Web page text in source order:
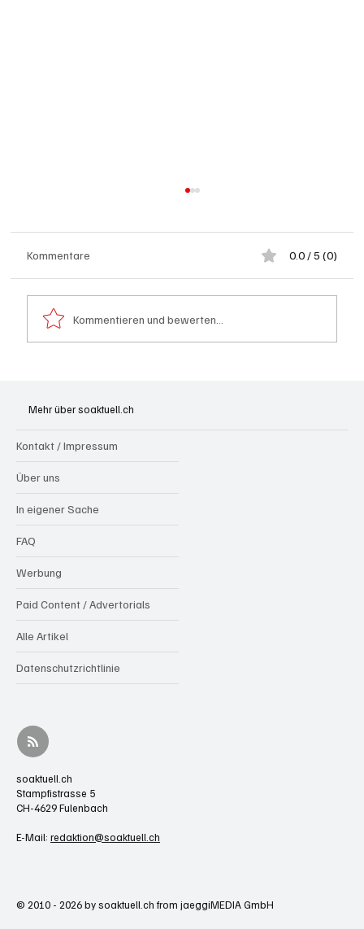
Kommentare 0.0 / 5 (0)
Kommentieren und bewerten...
Mehr über soaktuell.ch
Kontakt / Impressum
Über uns
In eigener Sache
FAQ
Werbung
Paid Content / Advertorials
Alle Artikel
Datenschutzrichtlinie
soaktuell.ch
Stampfistrasse 5
CH-4629 Fulenbach
E-Mail: redaktion@soaktuell.ch
© 2010 - 2026 by soaktuell.ch from jaeggiMEDIA GmbH